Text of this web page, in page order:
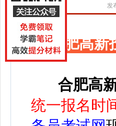
发
合肥高新
合肥高
统一报名时